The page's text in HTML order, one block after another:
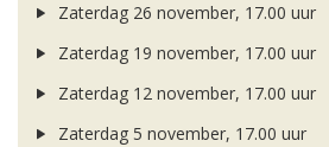
Zaterdag 26 november, 17.00 uur
Zaterdag 19 november, 17.00 uur
Zaterdag 12 november, 17.00 uur
Zaterdag 5 november, 17.00 uur